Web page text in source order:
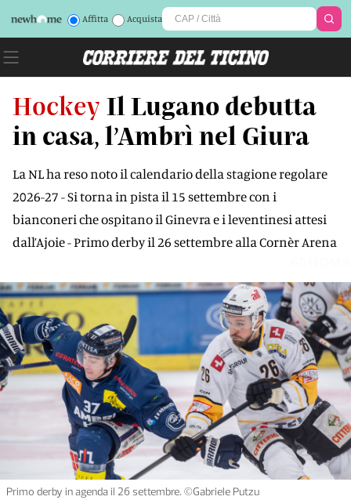
Affitta Acquista
Hockey Il Lugano debutta
in casa, l’Ambrì nel Giura
La NL ha reso noto il calendario della stagione regolare
2026-27 - Si torna in pista il 15 settembre con i
bianconeri che ospitano il Ginevra e i leventinesi attesi
dall’Ajoie - Primo derby il 26 settembre alla Cornèr Arena
Primo derby in agenda il 26 settembre. ©Gabriele Putzu